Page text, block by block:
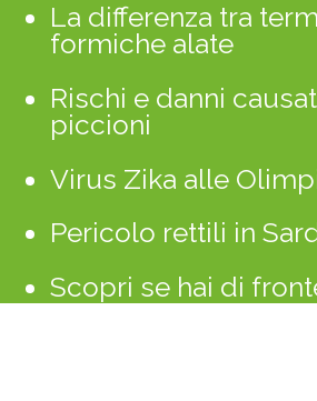
La differenza tra
formiche alate
Rischi e danni
piccioni
Virus Zika alle
Pericolo rettili in
Scopri se hai di
o un ratto